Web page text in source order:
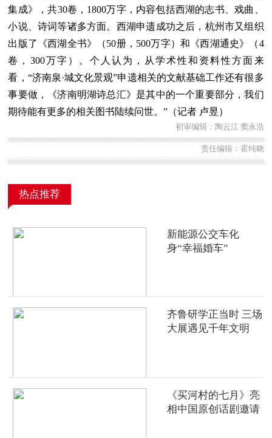
集成》，共30卷，1800万字，内容包括西湖的志书、戏曲、
小说、诗词等诸多方面。西湖申遗成功之后，杭州市又组织
出版了《西湖全书》（50册，500万字）和《西湖通史》（4
卷，300万字）。个人认为，从学术性和资料性方面来
看，“济南泉·城文化景观”申遗相关的文献基础工作还有很多
事要做，《济南明湖诗总汇》是其中的一个重要部分，我们
期待能有更多的相关图书陆续问世。”（记者 卢昱）
初审编辑：陶云江 窦永浩
责任编辑：霍纯晓
热点推荐
新能源公交车化
身“幸福婚车”
齐鲁研学正当时 三场
大展遇见千年文明
《买河村的七月》亮
相中国原创话剧邀请